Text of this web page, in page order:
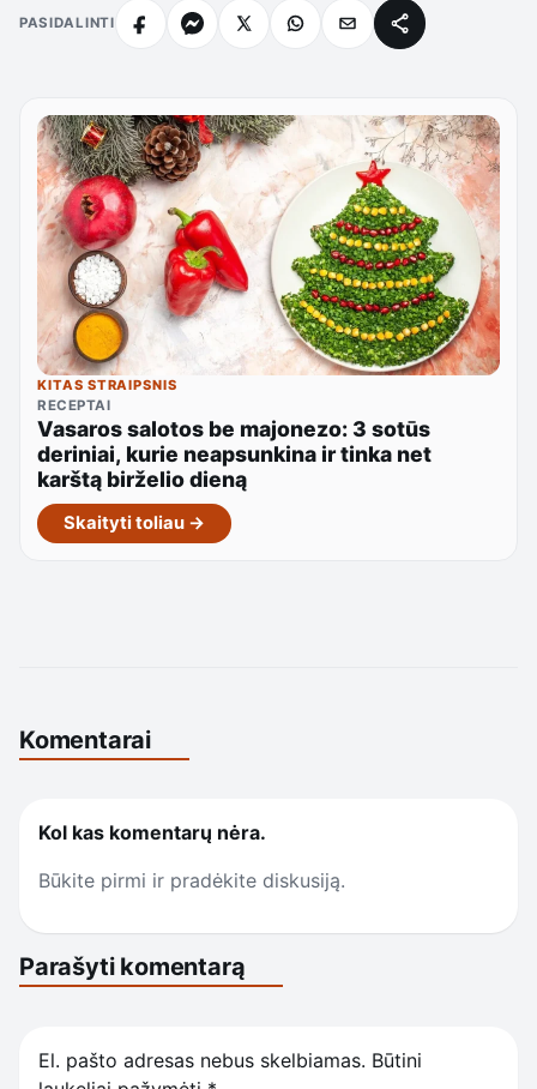
PASIDALINTI
KITAS STRAIPSNIS
RECEPTAI
Vasaros salotos be majonezo: 3 sotūs
deriniai, kurie neapsunkina ir tinka net
karštą birželio dieną
Skaityti toliau →
Komentarai
Kol kas komentarų nėra.
Būkite pirmi ir pradėkite diskusiją.
Parašyti komentarą
El. pašto adresas nebus skelbiamas. Būtini